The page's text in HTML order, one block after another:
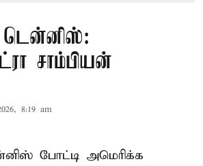
டென்னிஸ்:
சாம்பியன்
8:19 am
போட்டி அமெரிக்க